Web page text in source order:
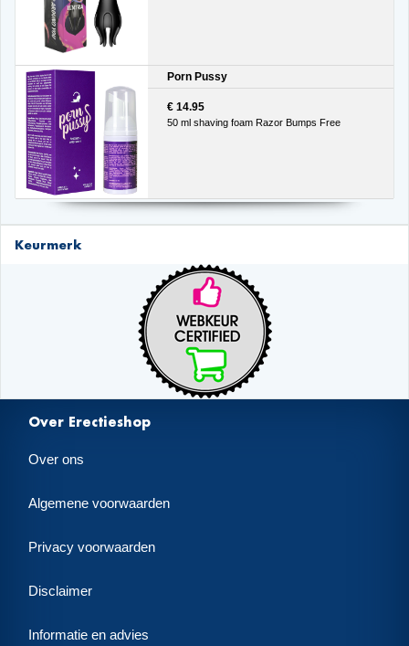
Porn Pussy
€ 14.95
50 ml shaving foam Razor Bumps Free
Keurmerk
Over Erectieshop
Over ons
Algemene voorwaarden
Privacy voorwaarden
Disclaimer
Informatie en advies